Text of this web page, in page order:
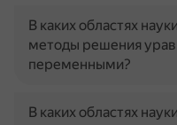
В каких областях
методы решения
переменными?
В каких областях